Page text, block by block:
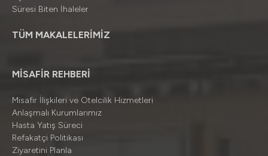
Süresi Biten İhaleler
TÜM MAKALELERİMİZ
MİSAFİR REHBERİ
Misafir İlişkileri ve Otelcilik Hizmetleri
Anlaşmalı Kurumlarımız
Hasta Yatış Süreci
Refakatçi Politikası
Ziyaretini Planla